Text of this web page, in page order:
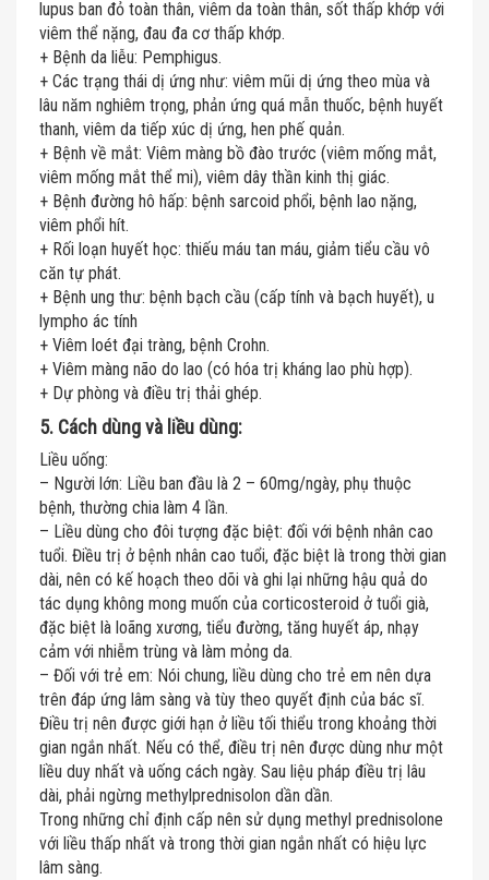
lupus ban đỏ toàn thân, viêm da toàn thân, sốt thấp khớp với
viêm thể nặng, đau đa cơ thấp khớp.
+ Bệnh da liễu: Pemphigus.
+ Các trạng thái dị ứng như: viêm mũi dị ứng theo mùa và
lâu năm nghiêm trọng, phản ứng quá mẫn thuốc, bệnh huyết
thanh, viêm da tiếp xúc dị ứng, hen phế quản.
+ Bệnh về mắt: Viêm màng bồ đào trước (viêm mống mắt,
viêm mống mắt thể mi), viêm dây thần kinh thị giác.
+ Bệnh đường hô hấp: bệnh sarcoid phổi, bệnh lao nặng,
viêm phổi hít.
+ Rối loạn huyết học: thiếu máu tan máu, giảm tiểu cầu vô
căn tự phát.
+ Bệnh ung thư: bệnh bạch cầu (cấp tính và bạch huyết), u
lympho ác tính
+ Viêm loét đại tràng, bệnh Crohn.
+ Viêm màng não do lao (có hóa trị kháng lao phù hợp).
+ Dự phòng và điều trị thải ghép.
5. Cách dùng và liều dùng:
Liều uống:
– Người lớn: Liều ban đầu là 2 – 60mg/ngày, phụ thuộc
bệnh, thường chia làm 4 lần.
– Liều dùng cho đôi tượng đặc biệt: đối với bệnh nhân cao
tuổi. Điều trị ở bệnh nhân cao tuổi, đặc biệt là trong thời gian
dài, nên có kế hoạch theo dõi và ghi lại những hậu quả do
tác dụng không mong muốn của corticosteroid ở tuổi già,
đặc biệt là loãng xương, tiểu đường, tăng huyết áp, nhạy
cảm với nhiễm trùng và làm mỏng da.
– Đối với trẻ em: Nói chung, liều dùng cho trẻ em nên dựa
trên đáp ứng lâm sàng và tùy theo quyết định của bác sĩ.
Điều trị nên được giới hạn ở liều tối thiểu trong khoảng thời
gian ngắn nhất. Nếu có thể, điều trị nên được dùng như một
liều duy nhất và uống cách ngày. Sau liệu pháp điều trị lâu
dài, phải ngừng methylprednisolon dần dần.
Trong những chỉ định cấp nên sử dụng methyl prednisolone
với liều thấp nhất và trong thời gian ngắn nhất có hiệu lực
lâm sàng.